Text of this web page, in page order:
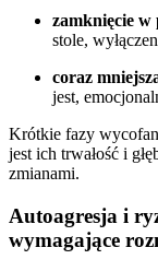
zamknięcie w
stole,
coraz
jest,
Krótkie fazy
jest ich trwałość i
zmianami.
Autoagresja i
wymagające